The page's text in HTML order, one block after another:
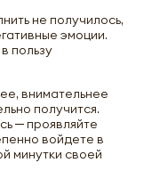
не получилось,
эмоции.
пользу
внимательнее
получится.
─ проявляйте
войдете в
минутки своей